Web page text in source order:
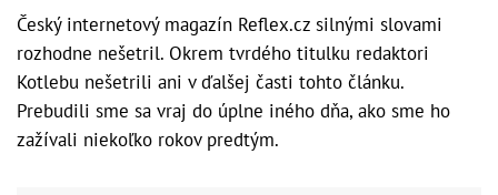
Český internetový magazín Reflex.cz silnými slovami
rozhodne nešetril. Okrem tvrdého titulku redaktori
Kotlebu nešetrili ani v ďalšej časti tohto článku.
Prebudili sme sa vraj do úplne iného dňa, ako sme ho
zažívali niekoľko rokov predtým.